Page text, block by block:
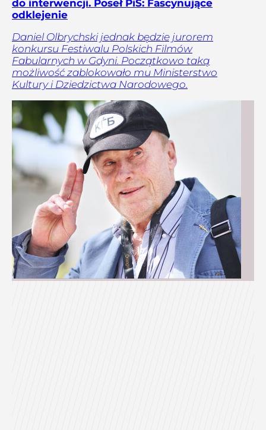
do interwencji. Poseł PiS: Fascynujące
odklejenie
Daniel Olbrychski jednak będzie jurorem
konkursu Festiwalu Polskich Filmów
Fabularnych w Gdyni. Początkowo taką
możliwość zablokowało mu Ministerstwo
Kultury i Dziedzictwa Narodowego.